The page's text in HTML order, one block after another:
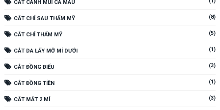
CẮT CÁNH MŨI CÀ MAU
CẮT CHỈ SAU THẨM MỸ (8)
CẮT CHỈ THẨM MỸ (5)
CẮT DA LẤY MỠ MÍ DƯỚI (1)
CẮT ĐỒNG ĐIẾU (3)
CẮT ĐỒNG TIỀN (1)
CẮT MẮT 2 MÍ (3)